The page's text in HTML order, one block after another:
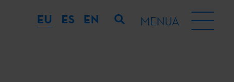
EU ES EN MENUA